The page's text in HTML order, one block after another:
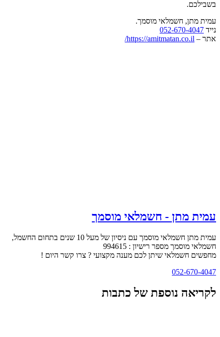
בשבילכם.
עמית מתן, חשמלאי מוסמך.
נייד 052-670-4047
אתר – https://amitmatan.co.il/
עמית מתן - חשמלאי מוסמך
עמית מתן חשמלאי מוסמך עם ניסיון של מעל 10 שנים בתחום החשמל,
חשמלאי מוסמך מספר רישיון : 994615
מחפשים חשמלאי שיתן לכם מענה מקצועי ? צרו קשר היום !
052-670-4047
לקריאה נוספת של כתבות